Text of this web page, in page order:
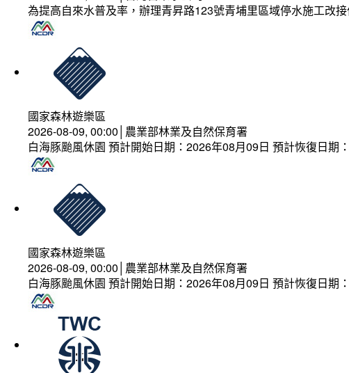
為提高自來水普及率，辦理青昇路123號青埔里區域停水施工改接
國家森林遊樂區
2026-08-09, 00:00│農業部林業及自然保育署
白海豚颱風休園 預計開始日期：2026年08月09日 預計恢復日期
國家森林遊樂區
2026-08-09, 00:00│農業部林業及自然保育署
白海豚颱風休園 預計開始日期：2026年08月09日 預計恢復日期